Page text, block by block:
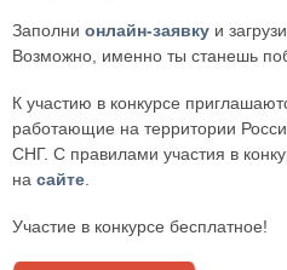
Заполни онлайн-заявку и
Возможно, именно ты станешь
К участию в конкурсе
работающие на территории
СНГ. С правилами участия в
на сайте
Участие в конкурсе бесплатное!